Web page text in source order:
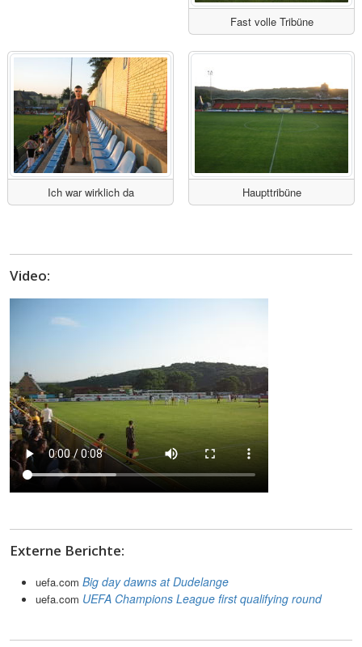
Fast volle Tribüne
Ich war wirklich da Haupttribüne
Video:
Externe Berichte:
uefa.com Big day dawns at Dudelange
uefa.com UEFA Champions League first qualifying round